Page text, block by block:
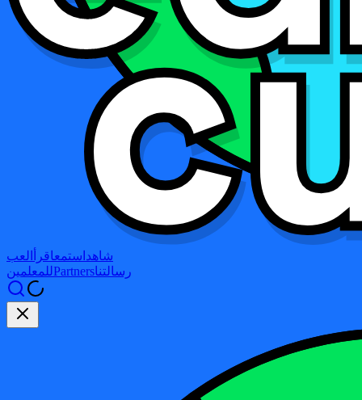
شاهد استمعاقرأ
العب
للمعلمينPartnersرسالتنا